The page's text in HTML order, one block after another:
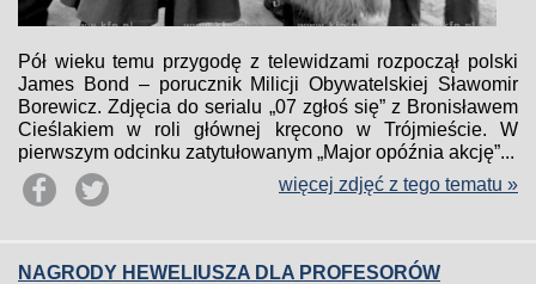
Pół wieku temu przygodę z telewidzami rozpoczął polski
James Bond – porucznik Milicji Obywatelskiej Sławomir
Borewicz. Zdjęcia do serialu „07 zgłoś się” z Bronisławem
Cieślakiem w roli głównej kręcono w Trójmieście. W
pierwszym odcinku zatytułowanym „Major opóźnia akcję”...
więcej zdjęć z tego tematu »
NAGRODY HEWELIUSZA DLA PROFESORÓW